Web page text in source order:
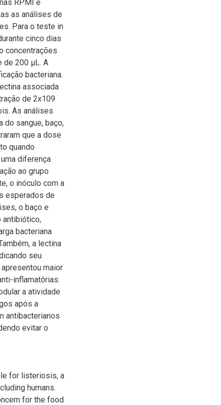
RPMI e
as análises de
Para o teste in
cinco dias
concentrações
de 200 μL. A
bacteriana.
associada
de 2x109
As análises
do sangue, baço,
que a dose
quando
diferença
ao grupo
o inóculo com a
esperados de
o baço e
antibiótico,
bacteriana
a lectina
seu
maior
inflamatórias.
a atividade
após a
antibacterianos
evitar o
for listeriosis, a
humans.
for the food